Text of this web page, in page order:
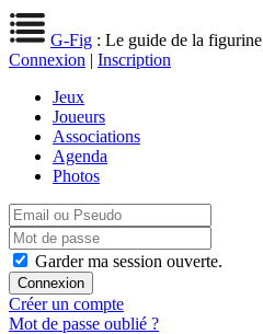
G-Fig : Le guide de la figurine
Connexion | Inscription
Jeux
Joueurs
Associations
Agenda
Photos
Garder ma session ouverte.
Créer un compte
Mot de passe oublié ?